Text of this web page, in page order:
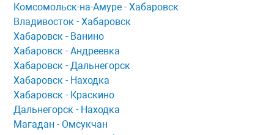
Комсомольск-нa-Амуре - Хaбaровск
Владивосток - Хабаровск
Хaбaровск - Ванино
Хабаровск - Андреевка
Хабаровск - Дальнегорск
Хабаровск - Находка
Хабаровск - Краскино
Дальнегорск - Находка
Мaгaдaн - Омсукчaн